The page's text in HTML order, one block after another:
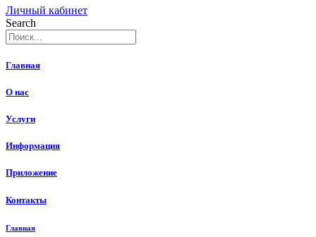
Личный кабинет
Search
Главная
О нас
Услуги
Информация
Приложение
Контакты
Главная